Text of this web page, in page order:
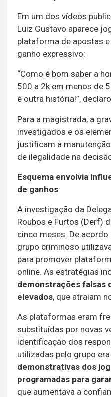
Em um dos vídeos
Luiz Gustavo aparece
plataforma de apostas
ganho expressivo:
“Como é bom saber a
500 a 2k em menos de
é outra história!”,
Para a magistrada, a
investigados e os
justificam a
de ilegalidade na
Esquema envolvia
de ganhos
A investigação da
Roubos e Furtos (Derf)
cinco meses. De acordo
grupo criminoso
para promover
online. As estratégias
demonstrações falsas
elevados, que atraiam
As plataformas eram
substituídas por novas
identificação dos
utilizadas pelo grupo
demonstrativas dos
programadas para
que aumentava a